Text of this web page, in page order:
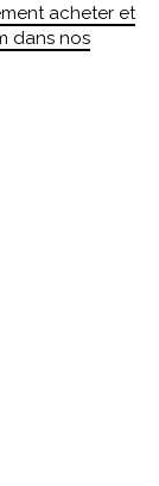
acheter et
dans nos